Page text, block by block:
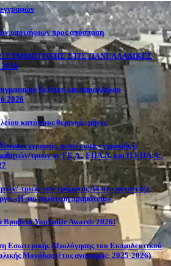
υποψήφιων προς απόσπαση
ΣΥΜΜΕΤΟΧΗΣ ΣΤΙΣ ΠΑΝΕΛΛΑΔΙΚΕΣ
δελτίου και παράλληλου
2026
κατά τους θερινούς μήνες
εγγραφής, ανανέωσης εγγραφής ή
μαθητών/τριών σε ΓΕ.Λ., ΕΠΑ.Λ. και Π.ΕΠΑ.Λ.,
τριών του τμήματος Α4 στο αυτοτελές
«Η πιο πολύτιμη πραμάτεια»
Βραβεία YouSmile Awards 2026!
Εσωτερικής Αξιολόγησης του Εκπαιδευτικού
Μονάδας (έτος αναφοράς: 2025-2026)